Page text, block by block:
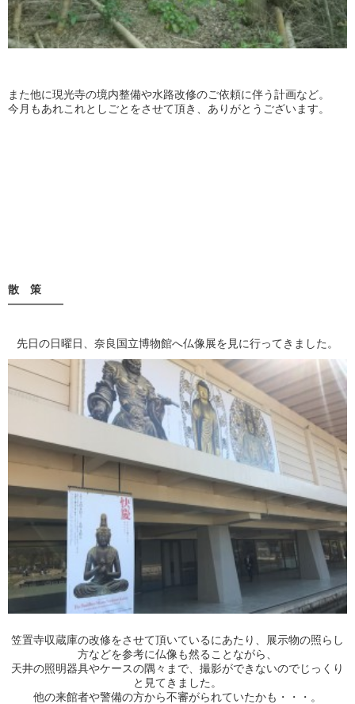
また他に現光寺の境内整備や水路改修のご依頼に伴う計画など。
今月もあれこれとしごとをさせて頂き、ありがとうございます。
散 策
—————
先日の日曜日、奈良国立博物館へ仏像展を見に行ってきました。
笠置寺収蔵庫の改修をさせて頂いているにあたり、展示物の照らし
方などを参考に仏像も然ることながら、
天井の照明器具やケースの隅々まで、撮影ができないのでじっくり
と見てきました。
他の来館者や警備の方から不審がられていたかも・・・。